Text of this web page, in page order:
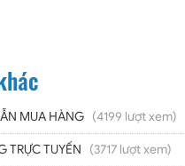
MUA HÀNG (4199 lượt xem)
TRỰC TUYẾN (3717 lượt xem)